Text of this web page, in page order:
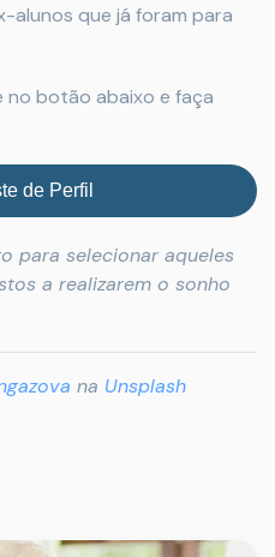
alunos que já foram para
no botão abaixo e faça
de Perfil
para selecionar aqueles
a realizarem o sonho
na Unsplash